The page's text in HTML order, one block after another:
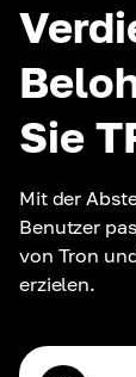
Sie
Mit der
Benutzer
von Tron
erzielen.